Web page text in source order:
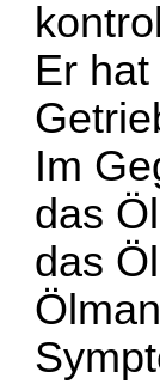
Er
Im
das
das